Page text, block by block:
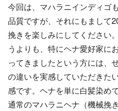
今回は、マハラニインディゴ
品質ですが、それにもまして
挽きを楽しみにしてください
うよりも、特にヘナ愛好家に
ってきましたという方には、
の違いを実感していただきた
感です。ヘナを単に白髪染め
通常のマハラニヘナ（機械挽